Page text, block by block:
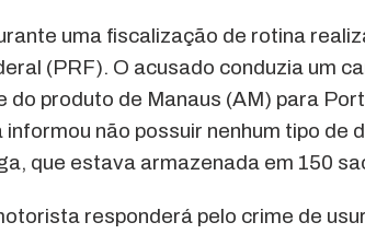
uma fiscalização de rotina
(PRF). O acusado conduzia um
do produto de Manaus (AM) para
não possuir nenhum tipo de
que estava armazenada em 150
responderá pelo crime de